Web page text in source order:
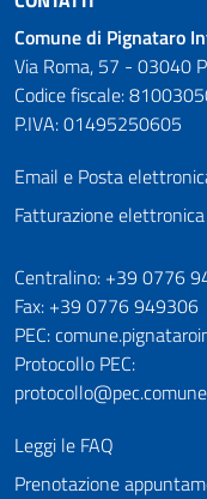
Comune di Pignataro
Via Roma, 57 - 03040
Codice fiscale:
P.IVA: 01495250605
Email e Posta
Fatturazione elettronica
Numeri utili
Centralino: +39 0776
Fax: +39 0776 949306
PEC:
Protocollo PEC:
Leggi le FAQ
Prenotazione